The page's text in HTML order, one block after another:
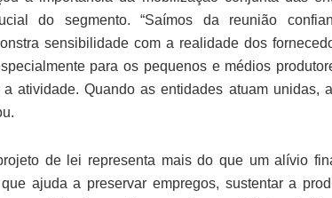
do segmento. “Saímos da reunião
sensibilidade com a realidade dos
para os pequenos e médios
atividade. Quando as entidades atuam unidas,
de lei representa mais do que um alívio
ajuda a preservar empregos, sustentar a